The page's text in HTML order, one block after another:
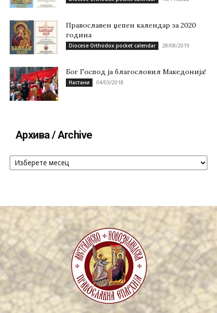
Православен џепен календар за 2020
година
Diocese Orthodox pocket calendar 28/08/2019
Бог Господ ја благословил Македонија!
Настани 04/03/2018
Архива / Archive
Архива